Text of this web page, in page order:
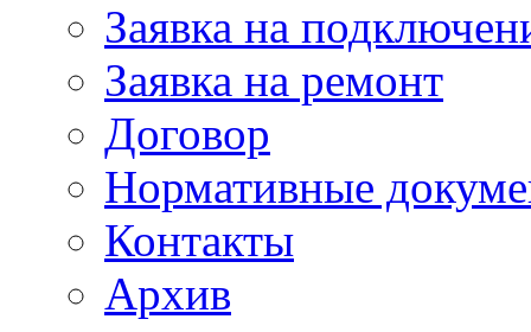
Заявка на
Заявка на ремонт
Договор
Нормативные
Контакты
Архив